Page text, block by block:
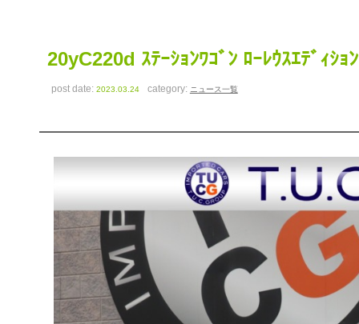
20yC220d ｽﾃｰｼｮﾝﾜｺﾞﾝ ﾛｰﾚｳｽｴﾃﾞｨ
post date:2023.03.24 category: ニュース一覧